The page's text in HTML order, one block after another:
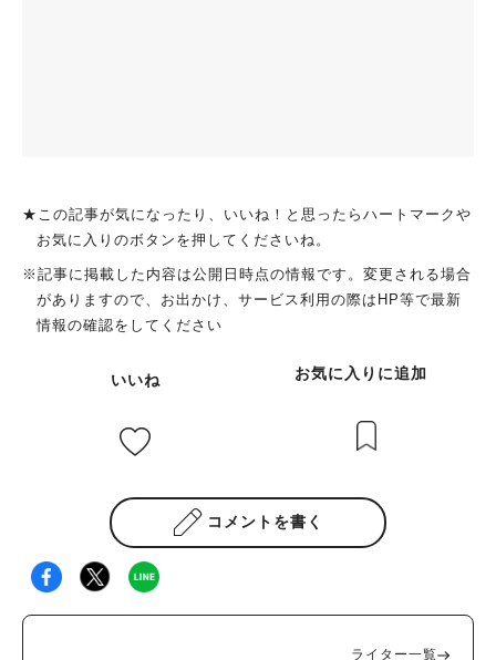
★この記事が気になったり、いいね！と思ったらハートマークや
お気に入りのボタンを押してくださいね。
※記事に掲載した内容は公開日時点の情報です。変更される場合
がありますので、お出かけ、サービス利用の際はHP等で最新
情報の確認をしてください
いいね お気に入りに追加
コメントを書く
ライター一覧